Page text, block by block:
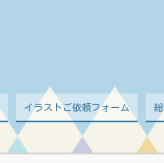
イラストご依頼フォーム